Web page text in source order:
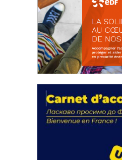
actions
18 septembre 2023
FEUILLETER